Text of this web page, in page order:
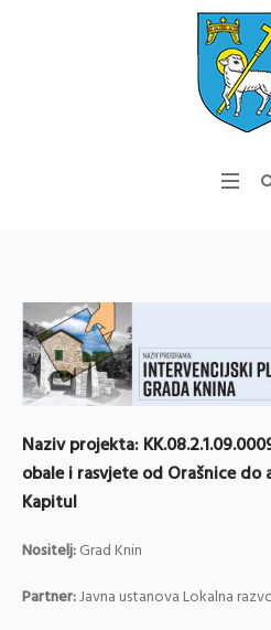
Naziv projekta:
obale i rasvjete od Orašnice do
Kapitul
Nositelj:Grad Knin
Partner:Javna ustanova Lokalna